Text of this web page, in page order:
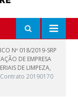
Nº 018/2019-SRP
DE EMPRESA
DE LIMPEZA,
Contrato 20190170